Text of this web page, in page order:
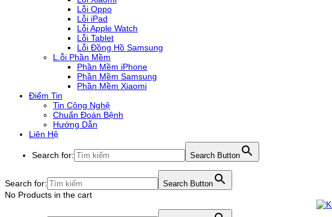
Lỗi Oppo
Lỗi iPad
Lỗi Apple Watch
Lỗi Tablet
Lỗi Đồng Hồ Samsung
L.ỗi Phần Mềm
Phần Mềm iPhone
Phần Mềm Samsung
Phần Mềm Xiaomi
Điểm Tin
Tin Công Nghệ
Chuẩn Đoán Bệnh
Hướng Dẫn
Liên Hệ
Search for: Search Button
Search for: Search Button
No Products in the cart